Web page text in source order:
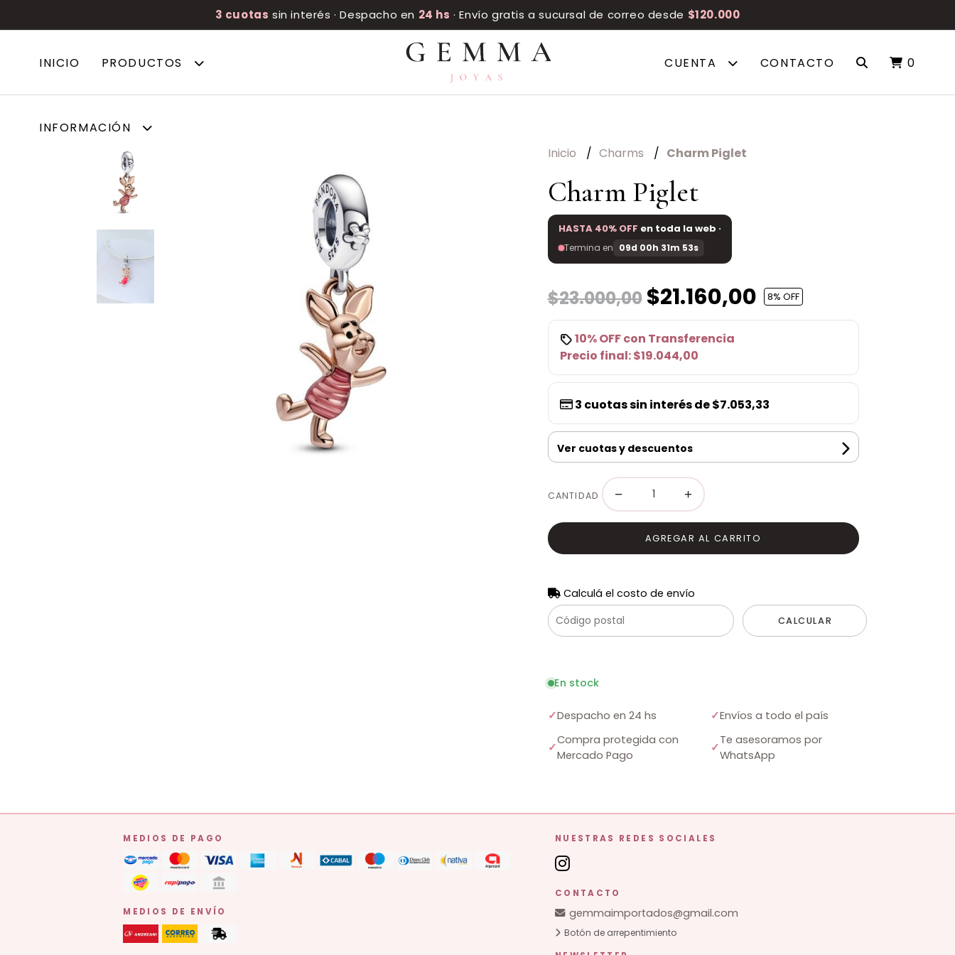
3 cuotas sin interés · Despacho en 24 hs · Envío gratis a sucursal de correo desde $120.000
INICIO PRODUCTOS
INFORMACIÓN
CUENTA CONTACTO 0
Inicio Charms Charm Piglet
Charm Piglet
HASTA 40% OFF en toda la web ·
Termina en 09d 00h 31m 53s
$23.000,00$21.160,00 8% OFF
10% OFFcon Transferencia
Precio final:$19.044,00
3 cuotas sin interés de$7.053,33
Ver cuotas y descuentos
CANTIDAD − +
AGREGAR AL CARRITO
Calculá el costo de envío
CALCULAR
En stock
✓Despacho en 24 hs ✓Envíos a todo el país
✓
Compra protegida con
Mercado Pago
✓
Te asesoramos por
WhatsApp
MEDIOS DE PAGO
MEDIOS DE ENVÍO
NUESTRAS REDES SOCIALES
CONTACTO
gemmaimportados@gmail.com
Botón de arrepentimiento